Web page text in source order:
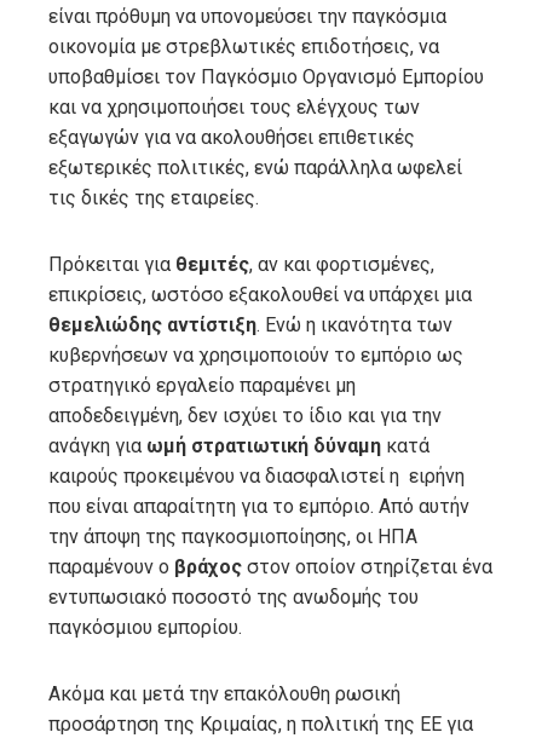
είναι πρόθυμη να υπονομεύσει την παγκόσμια
οικονομία με στρεβλωτικές επιδοτήσεις, να
υποβαθμίσει τον Παγκόσμιο Οργανισμό Εμπορίου
και να χρησιμοποιήσει τους ελέγχους των
εξαγωγών για να ακολουθήσει επιθετικές
εξωτερικές πολιτικές, ενώ παράλληλα ωφελεί
τις δικές της εταιρείες.
Πρόκειται για θεμιτές, αν και φορτισμένες,
επικρίσεις, ωστόσο εξακολουθεί να υπάρχει μια
θεμελιώδης αντίστιξη. Ενώ η ικανότητα των
κυβερνήσεων να χρησιμοποιούν το εμπόριο ως
στρατηγικό εργαλείο παραμένει μη
αποδεδειγμένη, δεν ισχύει το ίδιο και για την
ανάγκη για ωμή στρατιωτική δύναμη κατά
καιρούς προκειμένου να διασφαλιστεί η ειρήνη
που είναι απαραίτητη για το εμπόριο. Από αυτήν
την άποψη της παγκοσμιοποίησης, οι ΗΠΑ
παραμένουν ο βράχος στον οποίον στηρίζεται ένα
εντυπωσιακό ποσοστό της ανωδομής του
παγκόσμιου εμπορίου.
Ακόμα και μετά την επακόλουθη ρωσική
προσάρτηση της Κριμαίας, η πολιτική της ΕΕ για